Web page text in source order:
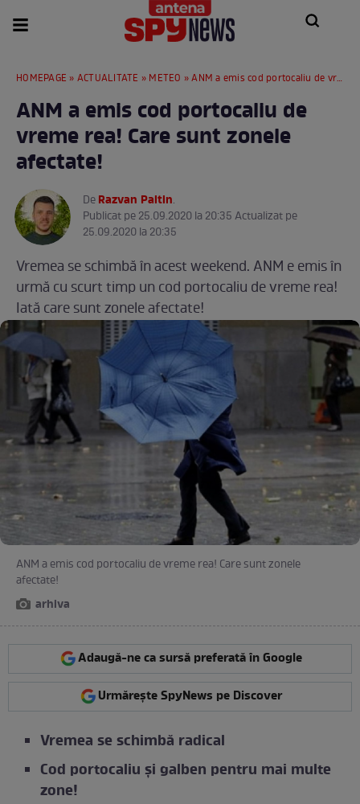
HOMEPAGE » ACTUALITATE » METEO » ANM a emis cod portocaliu de vreme rea! Care sunt zonele afectate!
ANM a emis cod portocaliu de
vreme rea! Care sunt zonele
afectate!
DeRazvan Paltin.
Publicat pe 25.09.2020 la 20:35 Actualizat pe
25.09.2020 la 20:35
Vremea se schimbă în acest weekend. ANM e emis în
urmă cu scurt timp un cod portocaliu de vreme rea!
Iată care sunt zonele afectate!
ANM a emis cod portocaliu de vreme rea! Care sunt zonele
afectate!
arhiva
Adaugă-ne ca sursă preferată în Google
Urmărește SpyNews pe Discover
Vremea se schimbă radical
Cod portocaliu și galben pentru mai multe
zone!